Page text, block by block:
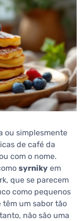
ou simplesmente
de café da
com o nome.
syrniky em
que se parecem
como pequenos
têm um sabor tão
não são uma